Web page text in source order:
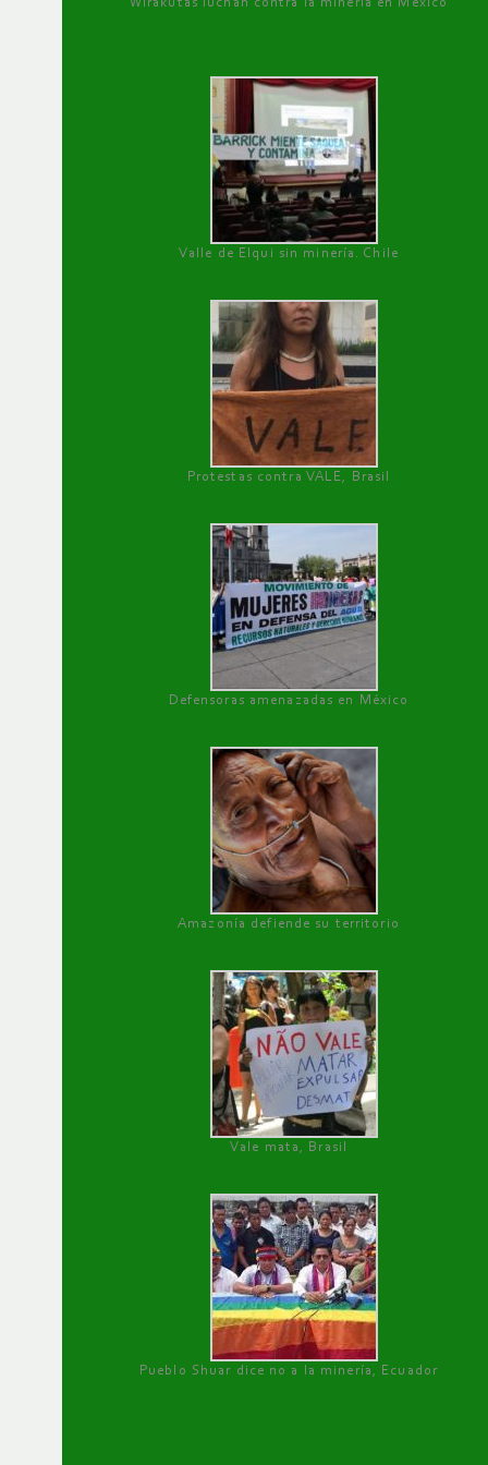
Valle de Elqui sin minería. Chile
Protestas contra VALE, Brasil
Defensoras amenazadas en México
Amazonía defiende su territorio
Vale mata, Brasil
Pueblo Shuar dice no a la minería, Ecuador